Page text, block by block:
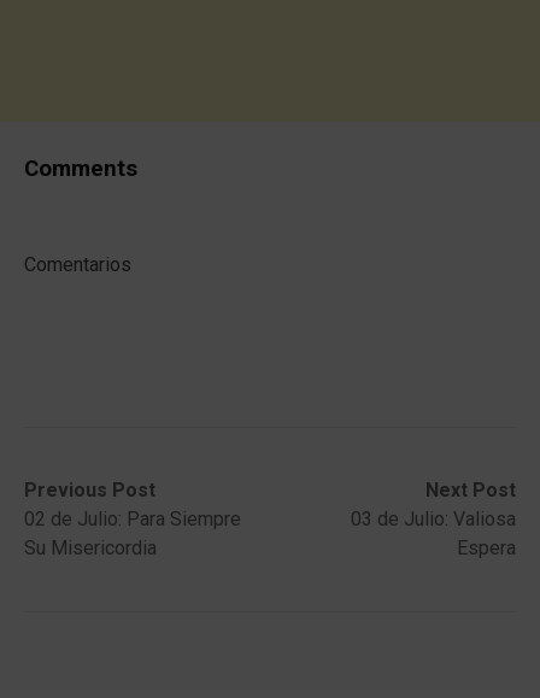
Comments
Comentarios
Post
navigation
Previous Post
Previous
post:02 de Julio: Para Siempre
Su Misericordia
Next Post
Next
post:
03 de Julio: Valiosa
Espera